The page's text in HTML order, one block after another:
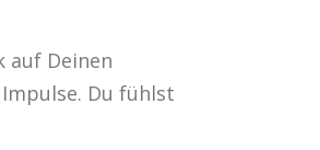
auf Deinen
Du fühlst